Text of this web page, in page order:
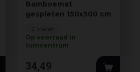
Bamboemat
gespleten 150x500 cm
34,49
Op voorraad in
tuincentrum
2 Maten